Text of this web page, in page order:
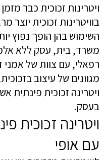
ויטרינות זכוכית כבר
בוויטרינות זכוכית יוצר
השימוש בהן הופך נפוץ
משרד, בית, עסק ללא
רפאלי, עם צוות של אמני
מגוונים של עיצוב
ויטרינה זכוכית פינתית
בעסק.
ויטרינה זכוכית
עם אופי